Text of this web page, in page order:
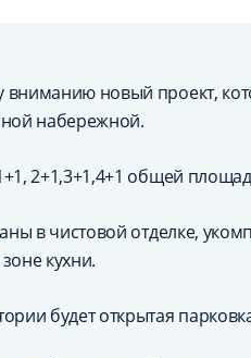
новый проект,
набережной.
2+1,3+1,4+1 общей
в чистовой отделке,
кухни.
будет открытая